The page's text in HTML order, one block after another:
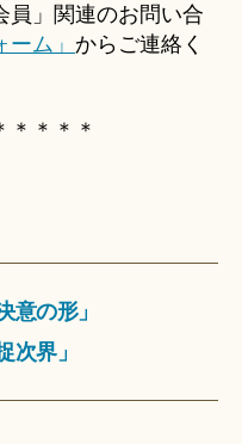
員」関連のお問い合
ム」 からご連絡く
＊＊＊＊
意の形」
次界」